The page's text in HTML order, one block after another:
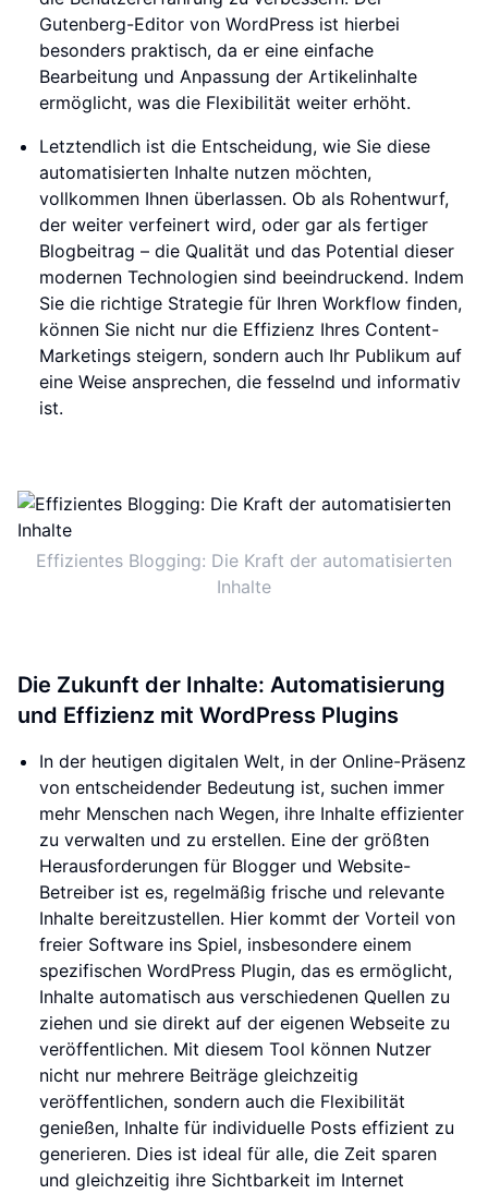
Gutenberg-Editor von WordPress ist hierbei
besonders praktisch, da er eine einfache
Bearbeitung und Anpassung der Artikelinhalte
ermöglicht, was die Flexibilität weiter erhöht.
Letztendlich ist die Entscheidung, wie Sie diese
automatisierten Inhalte nutzen möchten,
vollkommen Ihnen überlassen. Ob als Rohentwurf,
der weiter verfeinert wird, oder gar als fertiger
Blogbeitrag – die Qualität und das Potential dieser
modernen Technologien sind beeindruckend. Indem
Sie die richtige Strategie für Ihren Workflow finden,
können Sie nicht nur die Effizienz Ihres Content-
Marketings steigern, sondern auch Ihr Publikum auf
eine Weise ansprechen, die fesselnd und informativ
ist.
Effizientes Blogging: Die Kraft der automatisierten
Inhalte
Die Zukunft der Inhalte: Automatisierung
und Effizienz mit WordPress Plugins
In der heutigen digitalen Welt, in der Online-Präsenz
von entscheidender Bedeutung ist, suchen immer
mehr Menschen nach Wegen, ihre Inhalte effizienter
zu verwalten und zu erstellen. Eine der größten
Herausforderungen für Blogger und Website-
Betreiber ist es, regelmäßig frische und relevante
Inhalte bereitzustellen. Hier kommt der Vorteil von
freier Software ins Spiel, insbesondere einem
spezifischen WordPress Plugin, das es ermöglicht,
Inhalte automatisch aus verschiedenen Quellen zu
ziehen und sie direkt auf der eigenen Webseite zu
veröffentlichen. Mit diesem Tool können Nutzer
nicht nur mehrere Beiträge gleichzeitig
veröffentlichen, sondern auch die Flexibilität
genießen, Inhalte für individuelle Posts effizient zu
generieren. Dies ist ideal für alle, die Zeit sparen
und gleichzeitig ihre Sichtbarkeit im Internet